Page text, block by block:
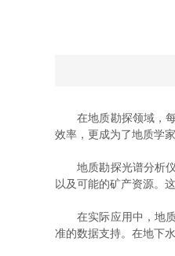
在地质勘探领域，每
效率，更成为了地质学
地质勘探光谱分析仪
以及可能的矿产资源。
在实际应用中，地质
准的数据支持。在地下